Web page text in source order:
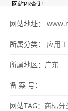
网站地址：
所属分类： 应用
所属地区： 广东
备 案 号：
网站TAG： 商标分